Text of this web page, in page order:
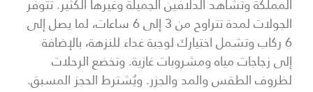
الجولات لمدة تتراوح من 3 إلى 6 ساعات، لما يصل إلى
6 ركاب وتشمل اختيارك لوجبة غداء للنزهة، بالإضافة
إلى زجاجات مياه ومشروبات غازية. وتخضع الرحلات
لظروف الطقس والمد والجزر. ويُشترط الحجز المسبق.